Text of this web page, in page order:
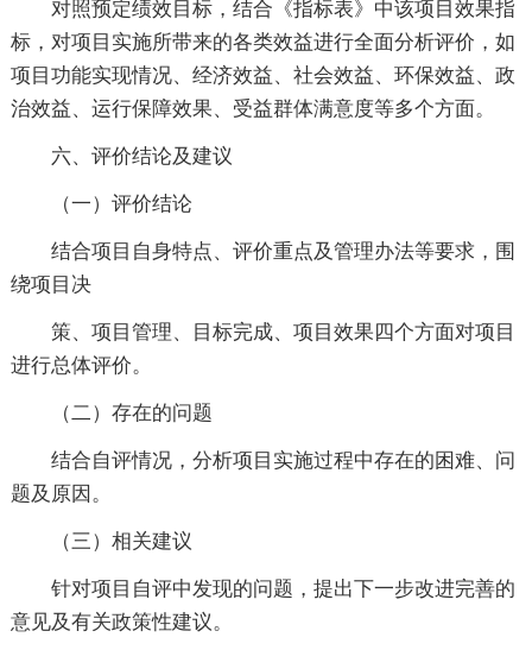
对照预定绩效目标，结合《指标表》中该项目效果指
标，对项目实施所带来的各类效益进行全面分析评价，如
项目功能实现情况、经济效益、社会效益、环保效益、政
治效益、运行保障效果、受益群体满意度等多个方面。
六、评价结论及建议
（一）评价结论
结合项目自身特点、评价重点及管理办法等要求，围
绕项目决
策、项目管理、目标完成、项目效果四个方面对项目
进行总体评价。
（二）存在的问题
结合自评情况，分析项目实施过程中存在的困难、问
题及原因。
（三）相关建议
针对项目自评中发现的问题，提出下一步改进完善的
意见及有关政策性建议。